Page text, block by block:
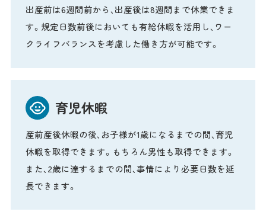
出産前は6週間前から、出産後は8週間まで休業できま
す。規定日数前後においても有給休暇を活用し、ワー
クライフバランスを考慮した働き方が可能です。
育児休暇
産前産後休暇の後、お子様が1歳になるまでの間、育児
休暇を取得できます。もちろん男性も取得できます。
また、2歳に達するまでの間、事情により必要日数を延
長できます。